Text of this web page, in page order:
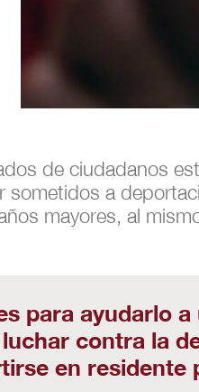
de ciudadanos
a
mayores, al
para ayudarlo
contra la
en residente